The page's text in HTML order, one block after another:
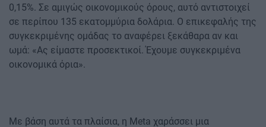
0,15%. Σε αμιγώς οικονομικούς όρους, αυτό αντιστοιχεί
σε περίπου 135 εκατομμύρια δολάρια. Ο επικεφαλής της
συγκεκριμένης ομάδας το αναφέρει ξεκάθαρα αν και
ωμά: «Ας είμαστε προσεκτικοί. Έχουμε συγκεκριμένα
οικονομικά όρια».
Με βάση αυτά τα πλαίσια, η Meta χαράσσει μια